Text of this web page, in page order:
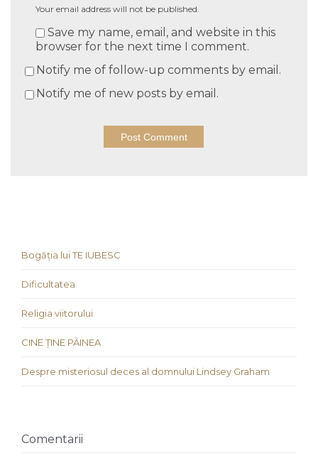
Your email address will not be published.
Save my name, email, and website in this
browser for the next time I comment.
Notify me of follow-up comments by email.
Notify me of new posts by email.
Bogăția lui TE IUBESC
Dificultatea
Religia viitorului
CINE ȚINE PÂINEA
Despre misteriosul deces al domnului Lindsey Graham
Comentarii